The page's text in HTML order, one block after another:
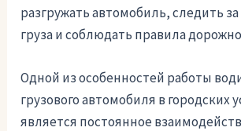
разгружать автомобиль, следить
груза и соблюдать правила
Одной из особенностей работы
грузового автомобиля в городских
является постоянное